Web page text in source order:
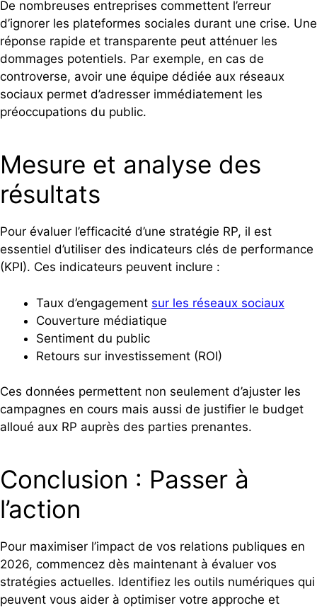
De nombreuses entreprises commettent l’erreur
d’ignorer les plateformes sociales durant une crise. Une
réponse rapide et transparente peut atténuer les
dommages potentiels. Par exemple, en cas de
controverse, avoir une équipe dédiée aux réseaux
sociaux permet d’adresser immédiatement les
préoccupations du public.
Mesure et analyse des
résultats
Pour évaluer l’efficacité d’une stratégie RP, il est
essentiel d’utiliser des indicateurs clés de performance
(KPI). Ces indicateurs peuvent inclure :
Taux d’engagement sur les réseaux sociaux
Couverture médiatique
Sentiment du public
Retours sur investissement (ROI)
Ces données permettent non seulement d’ajuster les
campagnes en cours mais aussi de justifier le budget
alloué aux RP auprès des parties prenantes.
Conclusion : Passer à
l’action
Pour maximiser l’impact de vos relations publiques en
2026, commencez dès maintenant à évaluer vos
stratégies actuelles. Identifiez les outils numériques qui
peuvent vous aider à optimiser votre approche et